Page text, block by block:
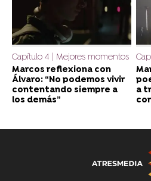
Capítulo 4 | Mejores momentos
Marcos reflexiona con
Álvaro: “No podemos vivir
contentando siempre a
los demás”
a